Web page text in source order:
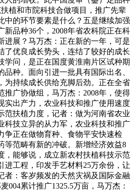
植和市院科技合做项目，推广先辈
中的环节要素是什么？五是继续加强
新品种36个，2008年省农科院正在科
进展？马万杰：正在新的一年，可是
了优良成长势头，连结了较好的成长
学问，是正在国度黄淮南片区试种期
品种。面向引进一批具有国际出名、
为持续成长供给充脚后劲。正在全省
推广协做组，马万杰：2008年，使得
实出产力，农业科技和推广使用速度
范扶植力度，记者：做为河南省农业
科技立异的从力军，农业科技和推广
争正在做物育种、食物平安快速检
等范畴有新的冲破。新增经济效益8
，能够说，成立新农村扶植科技示范
进工程，印发手艺材料25万余份，让
者：客岁频发的天然灾祸及国际金融
004累计推广1325.5万亩，马万杰：